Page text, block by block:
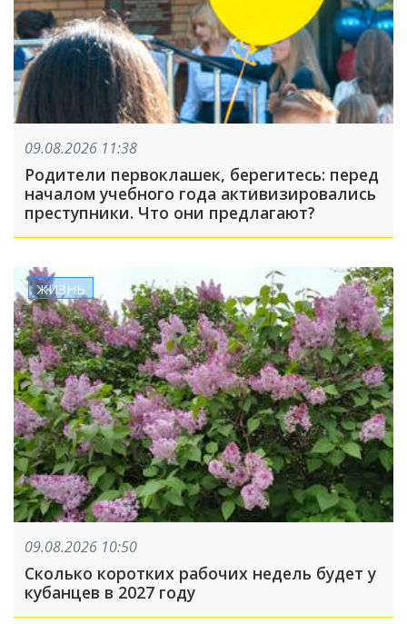
09.08.2026 11:38
Родители первоклашек, берегитесь: перед
началом учебного года активизировались
преступники. Что они предлагают?
ЖИЗНЬ
09.08.2026 10:50
Сколько коротких рабочих недель будет у
кубанцев в 2027 году